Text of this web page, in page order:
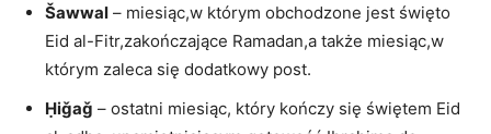
Šawwal – miesiąc,w którym obchodzone jest święto
Eid al-Fitr,zakończające Ramadan,a także miesiąc,w
którym zaleca się dodatkowy post.
Ḥiǧaǧ – ostatni miesiąc, który kończy się świętem Eid